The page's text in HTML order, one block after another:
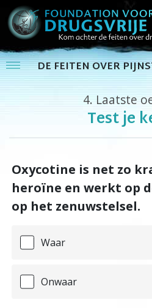
DE FEITEN OVER
4. Laatste
Test je
Oxycotine is net zo
heroïne en werkt op
op het zenuwstelsel.
Waar
Onwaar